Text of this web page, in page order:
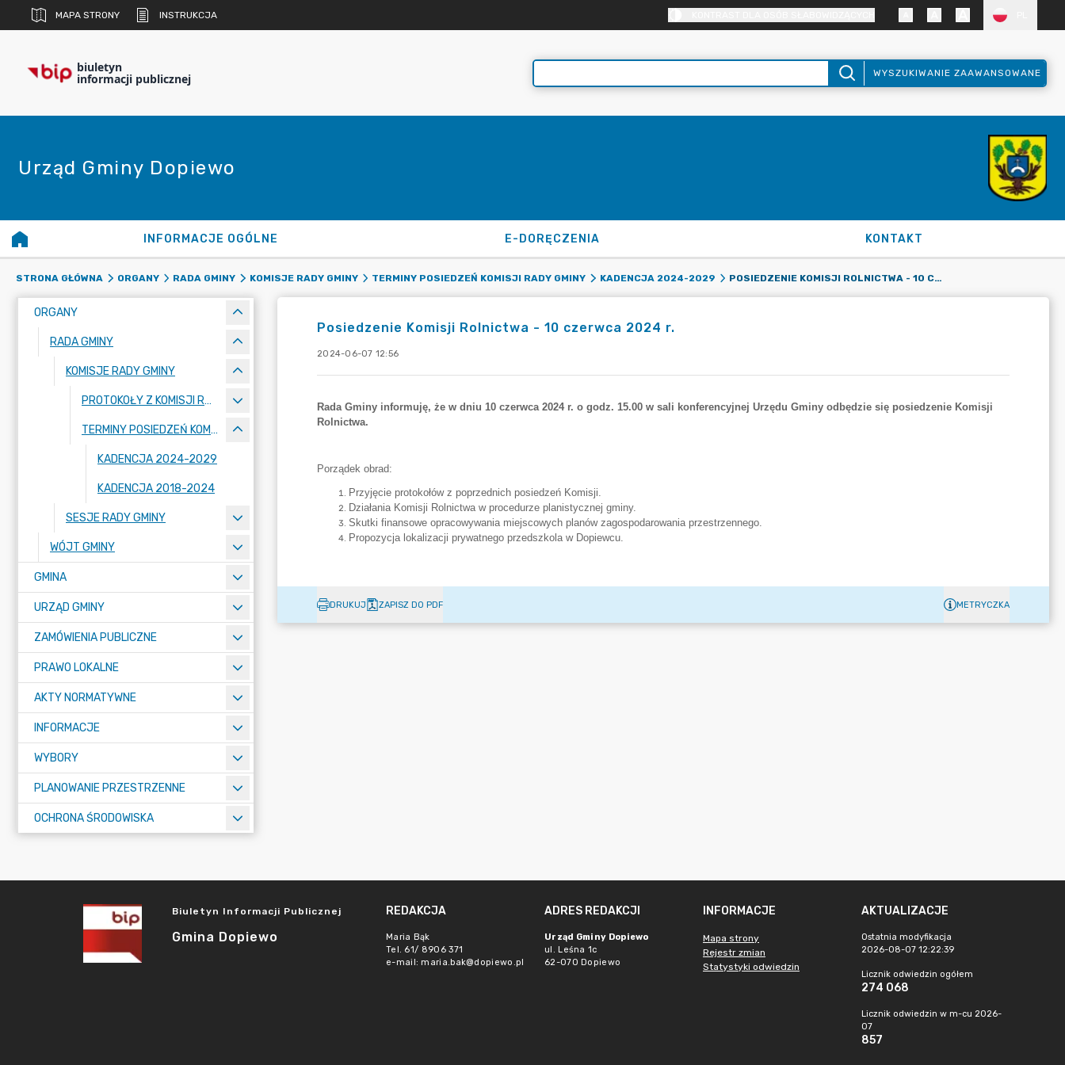
MAPA STRONY INSTRUKCJA
biuletyn
informacji publicznej WYSZUKIWANIE ZAAWANSOWANE
Urząd Gminy Dopiewo
INFORMACJE OGÓLNE E-DORĘCZENIA KONTAKT
STRONA GŁÓWNA ORGANY RADA GMINY KOMISJE RADY GMINY TERMINY POSIEDZEŃ KOMISJI RADY GMINY KADENCJA 2024-2029 POSIEDZENIE KOMISJI ROLNICTWA - 10 CZERWCA 2024 R.
ORGANY
RADA GMINY
KOMISJE RADY GMINY
PROTOKOŁY Z KOMISJI RADY GMINY
TERMINY POSIEDZEŃ KOMISJI RADY GMINY
KADENCJA 2024-2029
KADENCJA 2018-2024
SESJE RADY GMINY
WÓJT GMINY
GMINA
URZĄD GMINY
ZAMÓWIENIA PUBLICZNE
PRAWO LOKALNE
AKTY NORMATYWNE
INFORMACJE
WYBORY
PLANOWANIE PRZESTRZENNE
OCHRONA ŚRODOWISKA
Posiedzenie Komisji Rolnictwa - 10 czerwca 2024 r.
2024-06-07 12:56
DRUKUJ ZAPISZ DO PDF METRYCZKA
Biuletyn Informacji Publicznej
Gmina Dopiewo
REDAKCJA
Maria Bąk
Tel. 61/ 8906 371
e-mail: maria.bak@dopiewo.pl
ADRES REDAKCJI
Urząd Gminy Dopiewo
ul. Leśna 1c
62-070 Dopiewo
INFORMACJE
Mapa strony
Rejestr zmian
Statystyki odwiedzin
AKTUALIZACJE
Ostatnia modyfikacja
2026-08-07 12:22:39
Licznik odwiedzin ogółem
274 068
Licznik odwiedzin w m-cu 2026-
07
857